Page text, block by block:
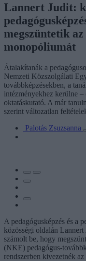
Lannert Judit:
megszüntetik
monopóliumát
Átalakítanák a
Nemzeti Közszolgálati
továbbképzésekben, a
intézményekhez kerülne
oktatáskutató. A már
szerint változatlan
Palotás Zsuzsanna
A pedagógusképzés és a
közösségi oldalán Lannert
számolt be, hogy
(NKE) pedagógus-
rendszerben kivezetnék